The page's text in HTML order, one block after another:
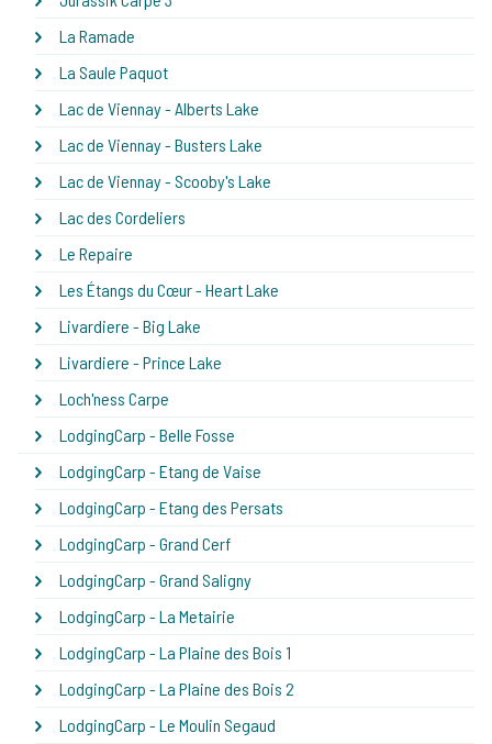
La Ramade
La Saule Paquot
Lac de Viennay - Alberts Lake
Lac de Viennay - Busters Lake
Lac de Viennay - Scooby's Lake
Lac des Cordeliers
Le Repaire
Les Étangs du Cœur - Heart Lake
Livardiere - Big Lake
Livardiere - Prince Lake
Loch'ness Carpe
LodgingCarp - Belle Fosse
LodgingCarp - Etang de Vaise
LodgingCarp - Etang des Persats
LodgingCarp - Grand Cerf
LodgingCarp - Grand Saligny
LodgingCarp - La Metairie
LodgingCarp - La Plaine des Bois 1
LodgingCarp - La Plaine des Bois 2
LodgingCarp - Le Moulin Segaud